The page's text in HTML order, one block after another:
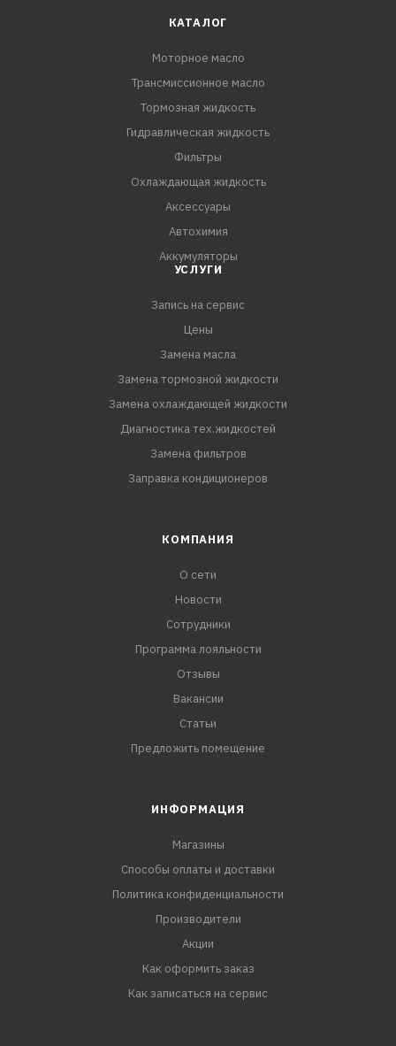
mid SAPS, изготовленное с применением технологии
двигателей с и без турбонаддува и прямым впрыском
топлива. Минимизирует трение, износ, позволяет
экономить топливо, вследствие чего уменьшается
эмиссия вредных веществ в атмосферу. Удлиненные
интервалы замены согласно требовани
КАТАЛОГ
Моторное масло
Трансмиссионное масло
Тормозная жидкость
Гидравлическая жидкость
Фильтры
Охлаждающая жидкость
Аксессуары
Автохимия
Аккумуляторы
УСЛУГИ
Запись на сервис
Цены
Замена масла
Замена тормозной жидкости
Замена охлаждающей жидкости
Диагностика тех.жидкостей
Замена фильтров
Заправка кондиционеров
КОМПАНИЯ
О сети
Новости
Сотрудники
Программа лояльности
Отзывы
Вакансии
Статьи
Предложить помещение
ИНФОРМАЦИЯ
Магазины
Способы оплаты и доставки
Политика конфиденциальности
Производители
Акции
Как оформить заказ
Как записаться на сервис